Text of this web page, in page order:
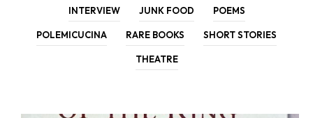
INTERVIEW JUNK FOOD POEMS
POLEMICUCINA RARE BOOKS SHORT STORIES
THEATRE